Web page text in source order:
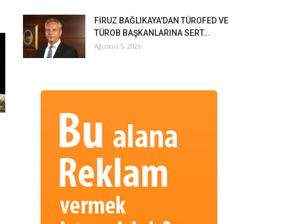
FİRUZ BAĞLIKAYA'DAN TÜROFED VE
TÜROB BAŞKANLARINA SERT...
Ağustos 5, 2026